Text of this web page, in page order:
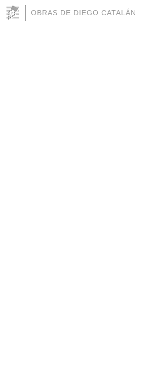
OBRAS DE DIEGO CATALÁN